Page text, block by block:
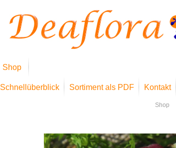
Shop
Schnellüberblick Sortiment als PDF Kontakt
Shop